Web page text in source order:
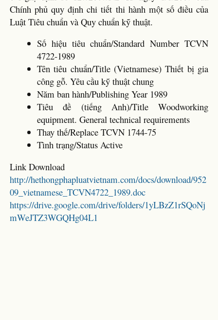
Chính phủ quy định chi tiết thi hành một số điều của
Luật Tiêu chuẩn và Quy chuẩn kỹ thuật.
Số hiệu tiêu chuẩn/Standard Number TCVN
4722-1989
Tên tiêu chuẩn/Title (Vietnamese) Thiết bị gia
công gỗ. Yêu cầu kỹ thuật chung
Năm ban hành/Publishing Year 1989
Tiêu đề (tiếng Anh)/Title Woodworking
equipment. General technical requirements
Thay thế/Replace TCVN 1744-75
Tình trạng/Status Active
Link Download
http://hethongphapluatvietnam.com/docs/download/952
09_vietnamese_TCVN4722_1989.doc
https://drive.google.com/drive/folders/1yLBzZ1rSQoNj
mWeJTZ3WGQHg04L1